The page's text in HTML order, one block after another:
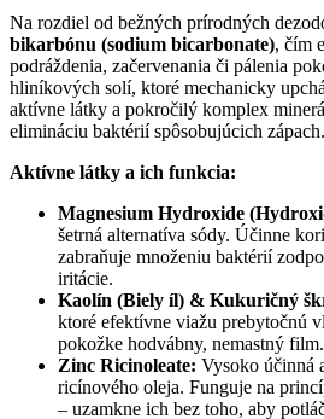
Na rozdiel od bežných prírodných
bikarbónu (sodium bicarbonate), čím
podráždenia, začervenania či pálenia
hliníkových solí, ktoré mechanicky
aktívne látky a pokročilý komplex
elimináciu baktérií spôsobujúcich zápach.
Aktívne látky a ich funkcia:
Magnesium Hydroxide
šetrná alternatíva sódy. Účinne
zabraňuje množeniu baktérií
iritácie.
Kaolín (Biely íl) & Kukuričný
ktoré efektívne viažu prebytočnú
pokožke hodvábny, nemastný film.
Zinc Ricinoleate: Vysoko účinná
ricínového oleja. Funguje na
– uzamkne ich bez toho, aby